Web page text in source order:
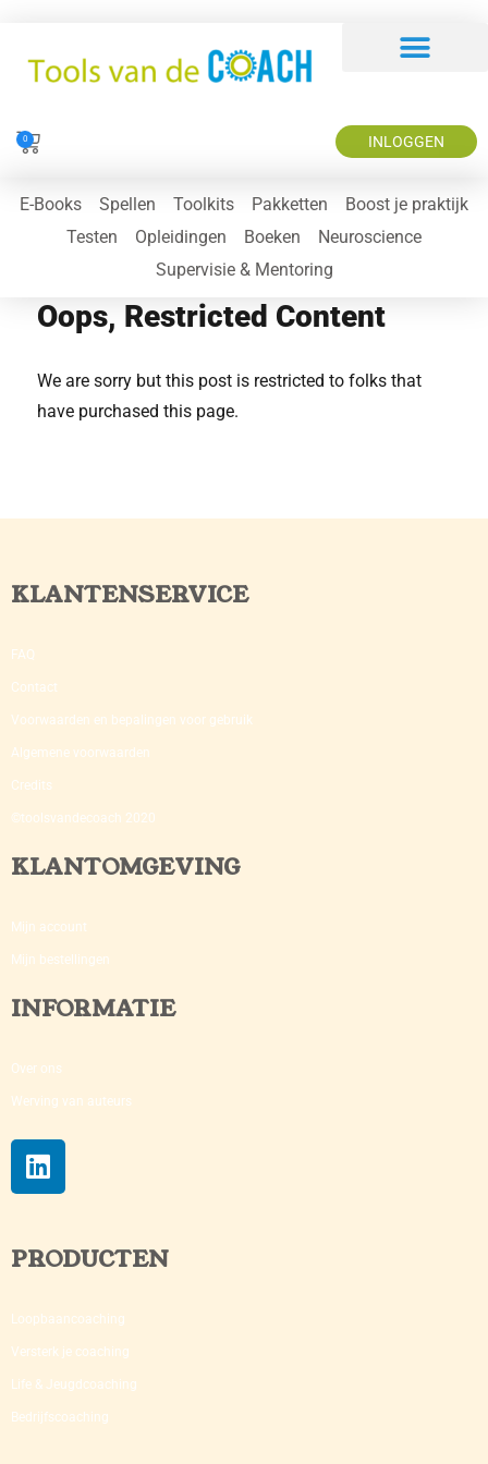
0 INLOGGEN
E-Books Spellen Toolkits Pakketten
Boost je praktijk
Testen
Opleidingen Boeken
Neuroscience
Supervisie & Mentoring
Oops, Restricted Content
We are sorry but this post is restricted to folks that
have purchased this page.
KLANTENSERVICE
FAQ
Contact
Voorwaarden en bepalingen voor gebruik
Algemene voorwaarden
Credits
©toolsvandecoach 2020
KLANTOMGEVING
Mijn account
Mijn bestellingen
INFORMATIE
Over ons
Werving van auteurs
PRODUCTEN
Loopbaancoaching
Versterk je coaching​
Life & Jeugdcoaching
Bedrijfscoaching​